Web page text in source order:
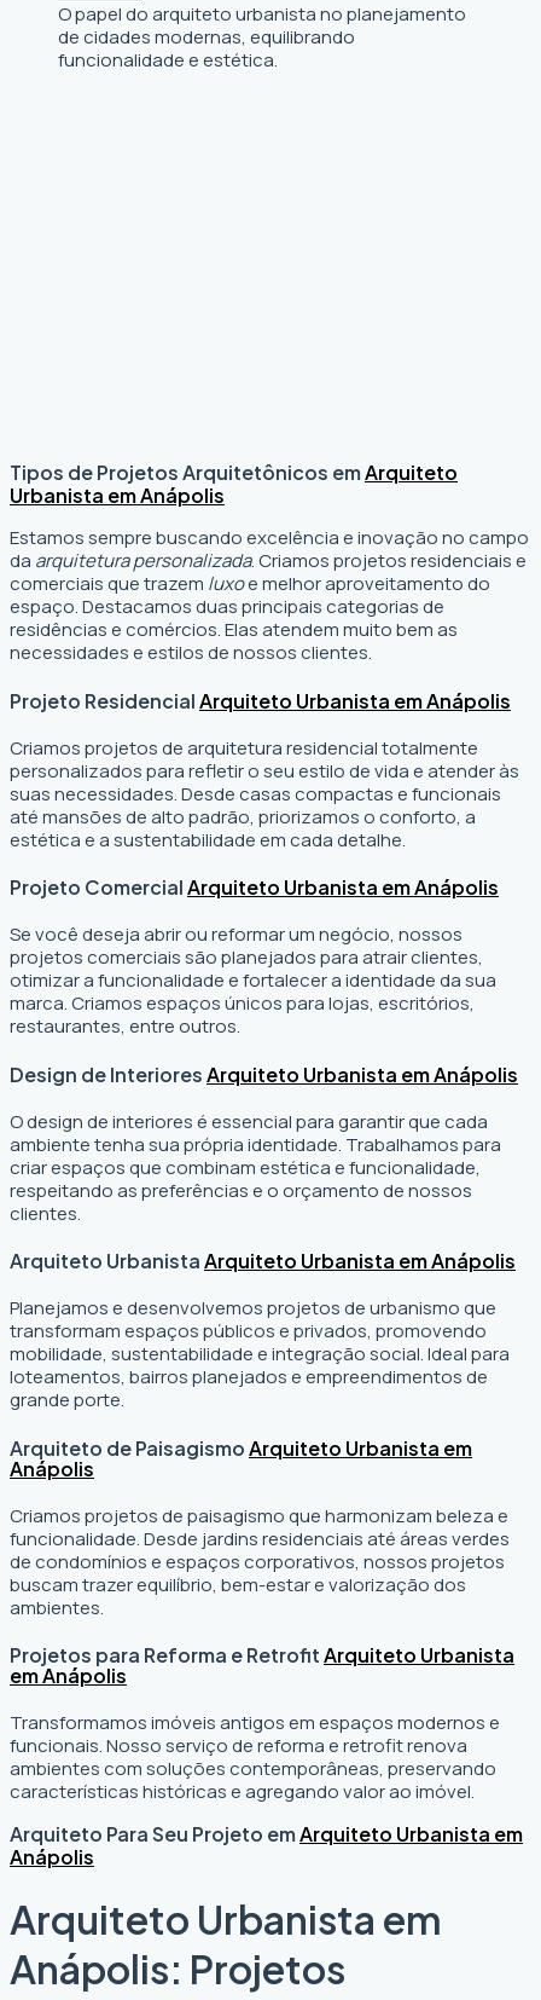
O papel do arquiteto urbanista no planejamento
de cidades modernas, equilibrando
funcionalidade e estética.
Tipos de Projetos Arquitetônicos emArquiteto
Urbanista em Anápolis
Estamos sempre buscando excelência e inovação no campo
da arquitetura personalizada. Criamos projetos residenciais e
comerciais que trazem luxoe melhor aproveitamento do
espaço. Destacamos duas principais categorias de
residências e comércios. Elas atendem muito bem as
necessidades e estilos de nossos clientes.
Projeto ResidencialArquiteto Urbanista em Anápolis
Criamos projetos de arquitetura residencial totalmente
personalizados para refletir o seu estilo de vida e atender às
suas necessidades. Desde casas compactas e funcionais
até mansões de alto padrão, priorizamos o conforto, a
estética e a sustentabilidade em cada detalhe.
Projeto ComercialArquiteto Urbanista em Anápolis
Se você deseja abrir ou reformar um negócio, nossos
projetos comerciais são planejados para atrair clientes,
otimizar a funcionalidade e fortalecer a identidade da sua
marca. Criamos espaços únicos para lojas, escritórios,
restaurantes, entre outros.
Design de InterioresArquiteto Urbanista em Anápolis
O design de interiores é essencial para garantir que cada
ambiente tenha sua própria identidade. Trabalhamos para
criar espaços que combinam estética e funcionalidade,
respeitando as preferências e o orçamento de nossos
clientes.
Arquiteto UrbanistaArquiteto Urbanista em Anápolis
Planejamos e desenvolvemos projetos de urbanismo que
transformam espaços públicos e privados, promovendo
mobilidade, sustentabilidade e integração social. Ideal para
loteamentos, bairros planejados e empreendimentos de
grande porte.
Arquiteto de PaisagismoArquiteto Urbanista em
Anápolis
Criamos projetos de paisagismo que harmonizam beleza e
funcionalidade. Desde jardins residenciais até áreas verdes
de condomínios e espaços corporativos, nossos projetos
buscam trazer equilíbrio, bem-estar e valorização dos
ambientes.
Projetos para Reforma e RetrofitArquiteto Urbanista
em Anápolis
Transformamos imóveis antigos em espaços modernos e
funcionais. Nosso serviço de reforma e retrofit renova
ambientes com soluções contemporâneas, preservando
características históricas e agregando valor ao imóvel.
Arquiteto Para Seu Projeto emArquiteto Urbanista em
Anápolis
Arquiteto Urbanista em
Anápolis: Projetos